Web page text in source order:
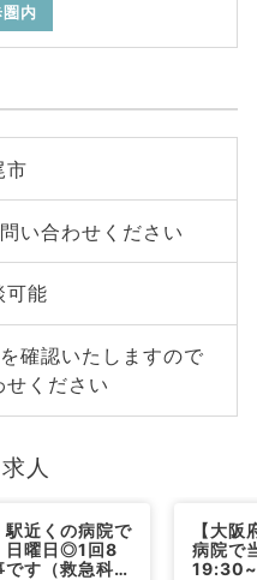
内
市
い合わせください
可能
確認いたしますので
せください
人
駅近くの病院で
日曜日◎1回8
す（救急科・
【大
病院で